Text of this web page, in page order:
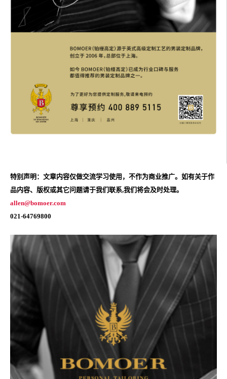
特别声明：文章内容仅做交流学习使用，不作为商业推广。如有关于作
品内容、版权或其它问题请于我们联系,我们将会及时处理。
allen@bomoer.com
021-64769800